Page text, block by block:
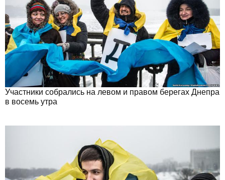
Участники собрались на левом и правом берегах Днепра
в восемь утра